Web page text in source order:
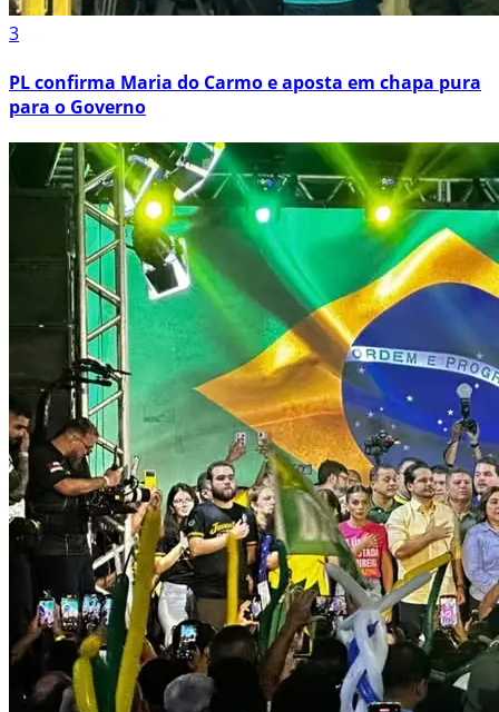
3
PL confirma Maria do Carmo e aposta em chapa pura
para o Governo